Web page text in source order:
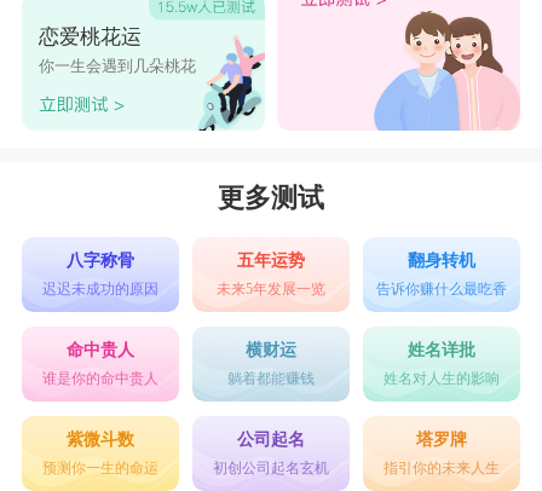
恋爱桃花运
你一生会遇到几朵桃花
更多测试
八字称骨
迟迟未成功的原因
五年运势
未来5年发展一览
翻身转机
告诉你赚什么最吃香
命中贵人
谁是你的命中贵人
横财运
躺着都能赚钱
姓名详批
姓名对人生的影响
紫微斗数
预测你一生的命运
公司起名
初创公司起名玄机
塔罗牌
指引你的未来人生